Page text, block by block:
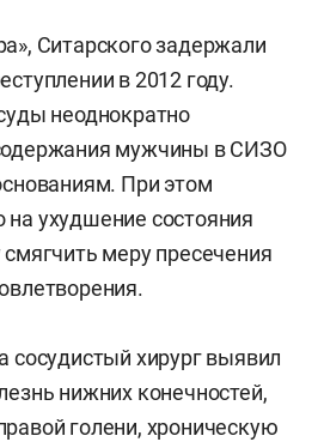
Ситарского задержали
в 2012 году.
неоднократно
мужчины в СИЗО
При этом
ухудшение состояния
меру пресечения
сосудистый хирург выявил
нижних конечностей,
голени, хроническую